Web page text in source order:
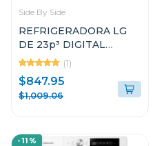
Side By Side
REFRIGERADORA LG
DE 23p³ DIGITAL
INVERTER SIDE BY
SIDE VS25BJNK
(1)
$847.95
$1,009.06
-11%